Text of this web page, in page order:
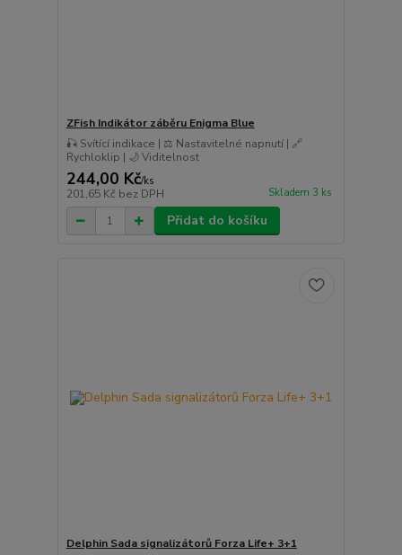
ZFish Indikátor záběru Enigma Blue
🎣 Svítící indikace | ⚖️ Nastavitelné napnutí | 🔗
Rychloklip | 🌙 Viditelnost
244,00 Kč/ks
201,65 Kč bez DPH Skladem 3 ks
Přidat do košíku
Delphin Sada signalizátorů Forza Life+ 3+1